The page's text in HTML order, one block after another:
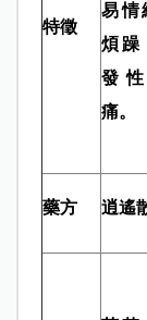
特徵
易情
煩躁
發
痛。
藥方 逍遙